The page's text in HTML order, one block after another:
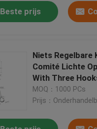
Beste prijs
Niets Regelbare
Comité Lichte
With Three
MOQ：1000 PCs
Prijs：